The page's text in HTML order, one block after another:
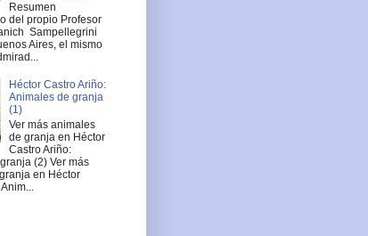
Resumen
del propio Profesor
Sampellegrini
Aires, el mismo
Héctor Castro Ariño:
Animales de granja
(1)
Ver más animales
de granja en Héctor
Castro Ariño:
(2) Ver más
en Héctor